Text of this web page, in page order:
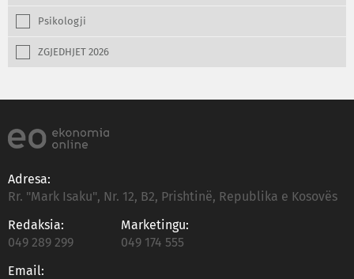
Psikologji
ZGJEDHJET 2026
Adresa:
Rr. "Mark Isaku", Nr. 12, B2, Prishtinë, Republika e Kosovës
Redaksia:
049 289 299
Marketingu:
049 174 555
Email: